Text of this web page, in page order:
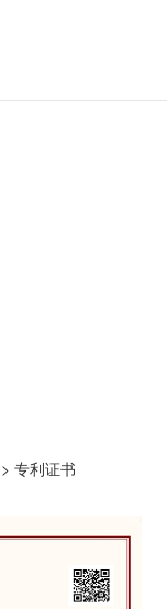
>专利证书